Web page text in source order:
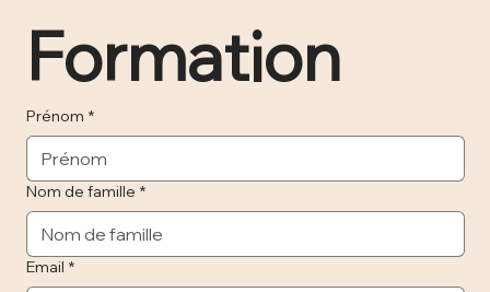
Prénom *
Nom de famille *
Email *